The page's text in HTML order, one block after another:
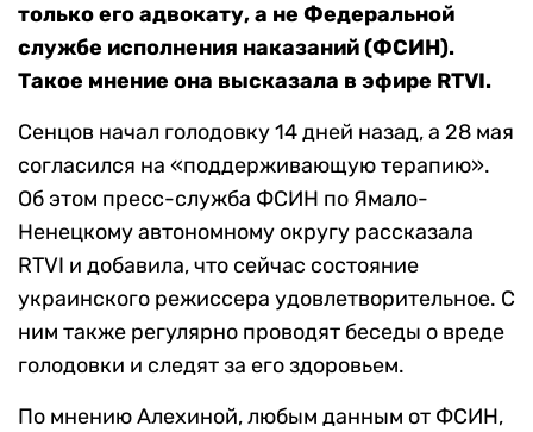
только его адвокату, а не Федеральной
службе исполнения наказаний (ФСИН).
Такое мнение она высказала в эфире RTVI.
Сенцов начал голодовку 14 дней назад, а 28 мая
согласился на «поддерживающую терапию».
Об этом пресс-служба ФСИН по Ямало-
Ненецкому автономному округу рассказала
RTVI и добавила, что сейчас состояние
украинского режиссера удовлетворительное. С
ним также регулярно проводят беседы о вреде
голодовки и следят за его здоровьем.
По мнению Алехиной, любым данным от ФСИН,